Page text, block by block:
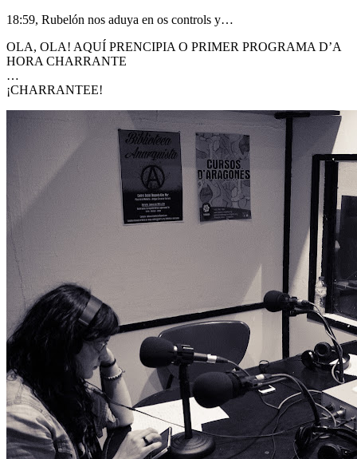
18:59, Rubelón nos aduya en os controls y…
OLA, OLA! AQUÍ PRENCIPIA O PRIMER PROGRAMA D’A
HORA CHARRANTE
…
¡CHARRANTEE!